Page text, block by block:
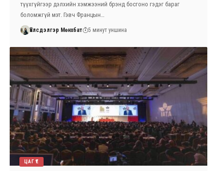
түүхгүйгээр дэлхийн хэмжээний брэнд босгоно гэдэг бараг
боломжгүй мэт. Гэвч Францын…
Үйлсдэлгэр Мөнхбат 5 минут уншина
ЦАГ ҮЕ